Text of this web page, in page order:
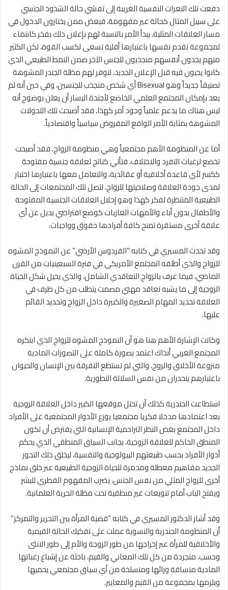
دفعت تلك النعرات النفسية الغريبة إلى تفشي حالة الشذوذ الجنسي
على سبيل المثال كحالة غير مفهومة، فبعض ممن يختارون الدخول في
مسار العلاقات المثلية، يبدأ الأمر بالنسبة لهم بإعلان ذلك بفخر كانتماء
لمجموعة تقدم نفسها باعتبارها أقلية تسعى لكسب القوة، لكن الكثير
منهم يجدون أنفسهم منجذبون للجنس الآخر ضمن النمط الطبيعي الذي
كانوا يحيون فيه قبل الإعلان الجديد، لتوفر لهم مظلة الجندر المشوهة
تصنيفاً جديداً وهو Bisexual أي شخص منجذب للجنسين، وفي حين أنه لم
يعد بإمكان المجتمع العلمي الخاضع لأجندة اليسار أن يعلن بوضوح أنه
ليس هناك ما يدعم علمياً وجود أمر كهذا، فقد أصبحت تلك التحولات
المشوهة بمثابة الأمر الواقع المفروض سياسياً واقتصادياً.
أما عن المنظومة الأهم مجتمعياً وهي منظومة الزواج، فقد أصبحت
تخضع لرغبات التفرد والاختلاف، فتأتي كناتج لعلاقة جنسية مفتوحة
ككسر لأي قاعدة أخلاقية أو عقائدية، والتعامل معها باعتبارها اختبار
لمدى جودة العلاقة وصلاحيتها للزواج، لتصل تلك المجتمعات إلى الحالة
الطبيعية المنتظرة لفكر كهذا وهو إحلال العلاقات الجنسية المفتوحة
والأطفال بدون أباء والأمهات العازبات كوضع افتراضي بديل عن أي
علاقة أخرى مستقرة تمنح كافة أفرادها حقوق وواجبات.
وقد تحدث المسيري في كتابه “الفردوس الأرضي” عن النموذج المشوه
للزواج والذي أطلقه المجتمع الأمريكي في فترة السبعينيات من القرن
الماضي، فيما عرف بالزواج التعاقدي الشامل، والذي يحيل شكل الحياة
الزوجية إلى ما يشبه تعاقد مهني مصمت يتطلب من كل طرف في
العلاقة تحديد المهام الصغيرة والكبيرة داخل الزواج وتحديد القائم
عليها.
وكانت الإشارة الأهم هنا هو أن النموذج المشوه للزواج الذي ابتكره
المجتمع الغربي أنذاك اعتمد بصورة كاملة على التصورات المادية
منزوعة الأخلاق والروح، والتي لم تستطع التفرقة بين الإنسان والحيوان
باعتبارهم ينحدران من نفس السلالة التطورية.
استطاعت الجندرية كذلك أن تحتل موقعها الكبير داخل العلاقة الزوجية
بعد اعتمادها مدخلا فكريا مجتمعيا يوزع الأدوار المجتمعية على الأفراد
داخل المجتمع بغض النظر التراحمية الإنسانية التي يفترض أن تكون
المنطق الحاكم للعلاقة الزوجية، بجانب السياق المنطقي الذي يحكم
أدوار الأفراد بحسب طبيعتهم البيولوجية والنفسية، ليخلق ذلك التحور
الجديد مفاهيم معطلة ومدمرة للحياة الزوجية الطبيعية عبر خلق نماذج
أخرى للزواج المثلي من نفس الجنس، يضرب المفهوم الفطري للبشر
ويفتح الباب أمام تنويعات غير منطقية تحت مظلة الحرية العلمانية.
وقد أشار الدكتور المسيري في كتابه “قضية المرأة بين التحرير والتمركز”
أن المنظومة الجندرية والنسوية عملت على تفكيك الحالة القيمية
والأخلاقية للمرأة عبر إخراجها من طور الزوجة والأم إلى طور الانثى
وحسب، متجردة من كل تلك المعاني والقيم، باحثة عن إشباع رغباتها
المادية منساقة ورائها ومنسلخة من أي سياق مجتمعي يحميها
ويلزمها بمجموعة من القيم والمعايير.